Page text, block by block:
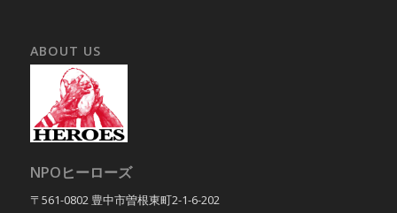
ABOUT US
NPOヒーローズ
〒561-0802 豊中市曽根東町2-1-6-202